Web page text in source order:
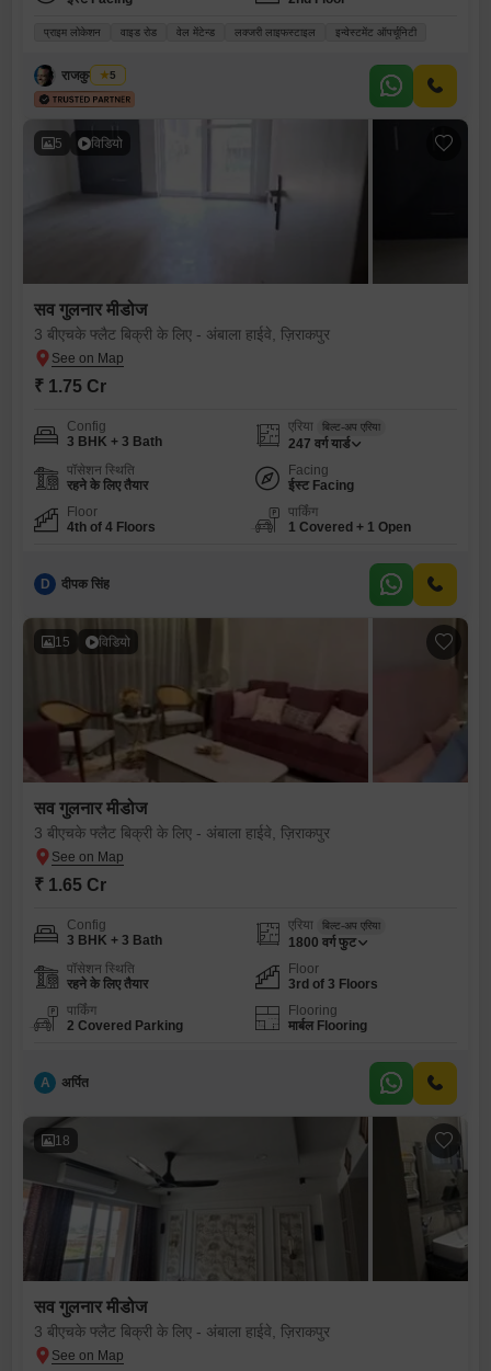
प्राइम लोकेशन वाइड रोड वेल मेंटेन्ड लक्जरी लाइफस्टाइल इन्वेस्टमेंट ऑपर्चूनिटी
राजकुमार शर्मा
5
5 विडियो
सव गुलनार मीडोज
3 बीएचके फ्लैट बिक्री के लिए - अंबाला हाईवे, ज़िराकपुर
₹ 1.75 Cr
Config
3 BHK + 3 Bath
एरिया बिल्ट-अप एरिया
247 वर्ग यार्ड
पॉसेशन स्थिति
रहने के लिए तैयार
Facing
ईस्ट Facing
Floor
4th of 4 Floors
पार्किंग
1 Covered + 1 Open
D दीपक सिंह
15 विडियो
सव गुलनार मीडोज
3 बीएचके फ्लैट बिक्री के लिए - अंबाला हाईवे, ज़िराकपुर
₹ 1.65 Cr
Config
3 BHK + 3 Bath
एरिया बिल्ट-अप एरिया
1800 वर्ग फुट
पॉसेशन स्थिति
रहने के लिए तैयार
Floor
3rd of 3 Floors
पार्किंग
2 Covered Parking
Flooring
मार्बल Flooring
A अर्पित
18
सव गुलनार मीडोज
3 बीएचके फ्लैट बिक्री के लिए - अंबाला हाईवे, ज़िराकपुर